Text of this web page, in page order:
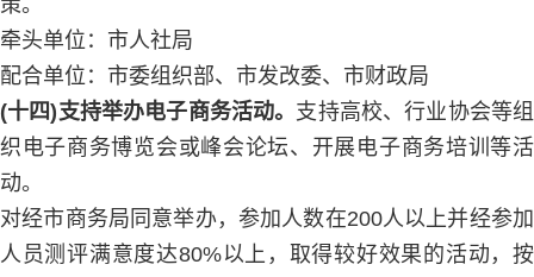
策。
牵头单位：市人社局
配合单位：市委组织部、市发改委、市财政局
(十四)支持举办电子商务活动。 支持高校、行业协会等组
织电子商务博览会或峰会论坛、开展电子商务培训等活
动。
对经市商务局同意举办，参加人数在200人以上并经参加
人员测评满意度达80%以上，取得较好效果的活动，按